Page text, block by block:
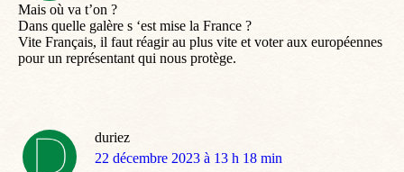
Mais où va t’on ?
Dans quelle galère s ‘est mise la France ?
Vite Français, il faut réagir au plus vite et voter aux européennes
pour un représentant qui nous protège.
duriez
dit
22 décembre 2023 à 13 h 18 min